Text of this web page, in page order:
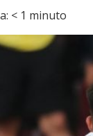
< 1 minuto